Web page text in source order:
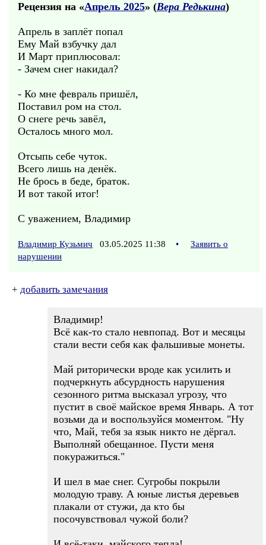
Рецензия на «Апрель 2025» (Вера Редькина)
Апрель в заплёт попал
Ему Май взбучку дал
И Март приплюсовал:
- Зачем снег накидал?
- Ко мне февраль пришёл,
Поставил ром на стол.
О снеге речь завёл,
Осталось много мол.
Отсыпь себе чуток.
Всего лишь на денёк.
Не брось в беде, браток.
И вот такой итог!
С уважением, Владимир
Владимир Кузьмич 03.05.2025 11:38 •
Заявить о
нарушении
+ добавить замечания
Владимир!
Всё как-то стало невпопад. Вот и месяцы
стали вести себя как фальшивые монеты.
Май риторически вроде как усилить и
подчеркнуть абсурдность нарушения
сезонного ритма высказал угрозу, что
пустит в своё майское время Январь. А тот
возьми да и воспользуйся моментом. "Ну
что, Май, тебя за язык никто не дёргал.
Выполняй обещанное. Пусти меня
покуражиться."
И шел в мае снег. Сугробы покрыли
молодую траву. А юные листья деревьев
плакали от стужи, да кто бы
посочувствовал чужой боли?